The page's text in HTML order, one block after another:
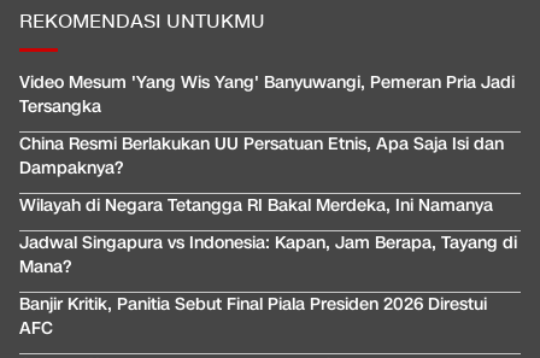
REKOMENDASI UNTUKMU
Video Mesum 'Yang Wis Yang' Banyuwangi, Pemeran Pria Jadi
Tersangka
China Resmi Berlakukan UU Persatuan Etnis, Apa Saja Isi dan
Dampaknya?
Wilayah di Negara Tetangga RI Bakal Merdeka, Ini Namanya
Jadwal Singapura vs Indonesia: Kapan, Jam Berapa, Tayang di
Mana?
Banjir Kritik, Panitia Sebut Final Piala Presiden 2026 Direstui
AFC